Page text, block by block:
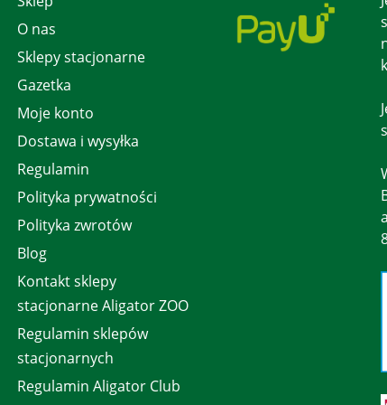
O nas
Sklepy stacjonarne
Gazetka
Moje konto
Dostawa i wysyłka
Regulamin
Polityka prywatności
Polityka zwrotów
Blog
Kontakt sklepy
stacjonarne Aligator ZOO
Regulamin sklepów
stacjonarnych
Regulamin Aligator Club